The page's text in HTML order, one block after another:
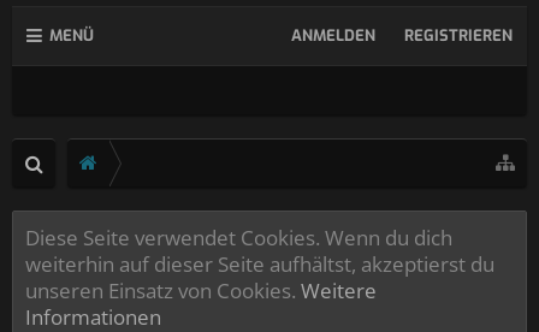
MENÜ ANMELDEN REGISTRIEREN
Diese Seite verwendet Cookies. Wenn du dich
weiterhin auf dieser Seite aufhältst, akzeptierst du
unseren Einsatz von Cookies. Weitere
Informationen